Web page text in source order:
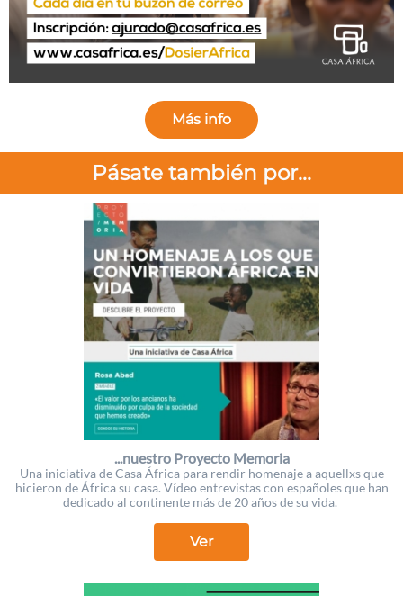
Más info
Pásate también por...
...nuestro Proyecto Memoria
Una iniciativa de Casa África para rendir homenaje a aquellxs que
hicieron de África su casa. Vídeo entrevistas con españoles que han
dedicado al continente más de 20 años de su vida.
Ver